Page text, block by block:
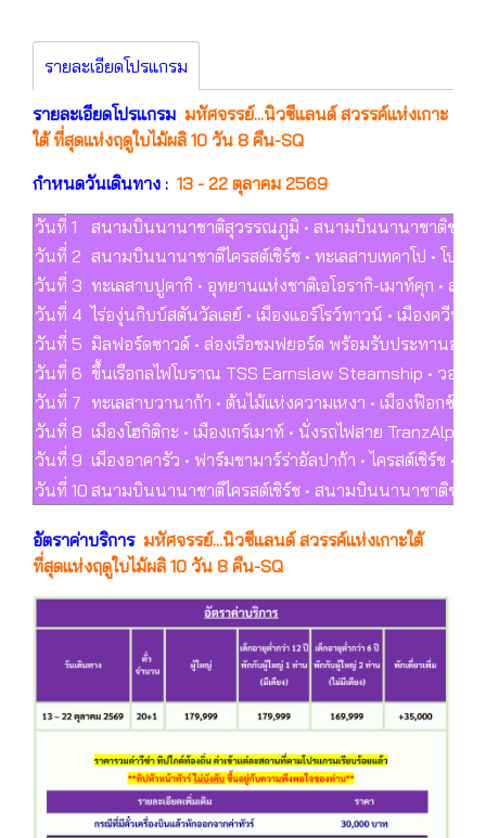
รายละเอียดโปรแกรม
รายละเอียดโปรแกรม มหัศจรรย์...นิวซีแลนด์ สวรรค์แห่งเกาะ
ใต้ ที่สุดแห่งฤดูใบไม้ผลิ 10 วัน 8 คืน-SQ
กำหนดวันเดินทาง : 13 - 22 ตุลาคม 2569
วันที่ 1
สนามบินนานาชาติสุวรรณภูมิ • สนามบินนานาชาติชาง
วันที่ 2 สนามบินนานาชาติไครสต์เชิร์ช • ทะเลสาบเทคาโป • โ
วันที่ 3 ทะเลสาบปูคากิ • อุทยานแห่งชาติเอโอรากิ-เมาท์คุก • ล่
วันที่ 4 ไร่องุ่นกิบบ์สตันวัลเลย์ • เมืองแอร์โรว์ทาวน์ • เมืองควีน
วันที่ 5 มิลฟอร์ดซาวด์ • ล่องเรือชมฟยอร์ด พร้อมรับประทานอา
วันที่ 6 ขึ้นเรือกลไฟโบราณ TSS Earnslaw Steamship • วอล
วันที่ 7 ทะเลสาบวานาก้า • ต้นไม้แห่งความเหงา • เมืองฟ๊อกซ์กล
วันที่ 8 เมืองโฮกิติกะ • เมืองเกร์เมาท์ • นั่งรถไฟสาย
วันที่ 9 เมืองอาคารัว • ฟาร์มชามาร์ร่าอัลปาก้า • ไครสต์เชิร์ช •
วันที่ 10 สนามบินนานาชาติไครสต์เชิร์ช • สนามบินนานาชาติชา
อัตราค่าบริการ มหัศจรรย์...นิวซีแลนด์ สวรรค์แห่งเกาะใต้
ที่สุดแห่งฤดูใบไม้ผลิ 10 วัน 8 คืน-SQ